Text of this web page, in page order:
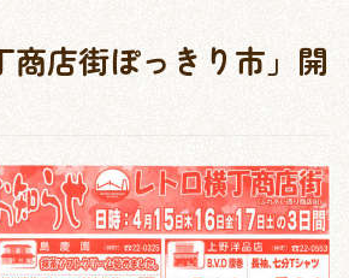
商店街ぽっきり市」開